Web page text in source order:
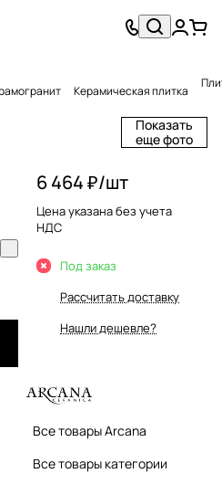
Керамическая плитка
Показать
еще фото
6 464 ₽/шт
Цена указана без учета
НДС
Под заказ
Рассчитать доставку
Нашли дешевле?
Все товары Arcana
Все товары категории